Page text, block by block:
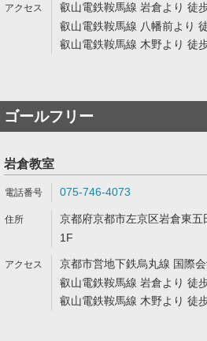
叡山電鉄鞍馬線 岩倉より 徒
叡山電鉄鞍馬線 八幡前より
叡山電鉄鞍馬線 木野より 徒
ゴールフリー
岩倉教室
075-746-4073
京都府京都市左京区岩倉東
1F
京都市営地下鉄烏丸線 国際
叡山電鉄鞍馬線 岩倉より 徒
叡山電鉄鞍馬線 木野より 徒